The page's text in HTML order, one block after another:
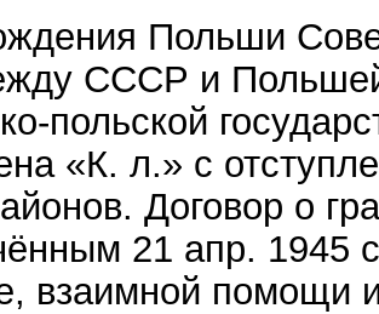
Польши
СССР и
польской
«К. л.» с
Договор о
21 апр. 1945
взаимной помощи